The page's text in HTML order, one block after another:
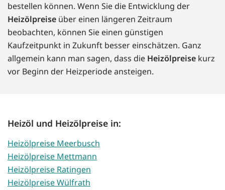
bestellen können. Wenn Sie die Entwicklung der
Heizölpreise über einen längeren Zeitraum
beobachten, können Sie einen günstigen
Kaufzeitpunkt in Zukunft besser einschätzen. Ganz
allgemein kann man sagen, dass die Heizölpreise kurz
vor Beginn der Heizperiode ansteigen.
Heizöl und Heizölpreise in:
Heizölpreise Meerbusch
Heizölpreise Mettmann
Heizölpreise Ratingen
Heizölpreise Wülfrath